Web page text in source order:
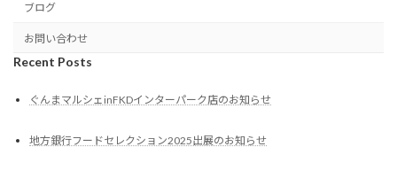
ブログ
お問い合わせ
Recent Posts
ぐんまマルシェinFKDインターパーク店のお知らせ
地方銀行フードセレクション2025出展のお知らせ